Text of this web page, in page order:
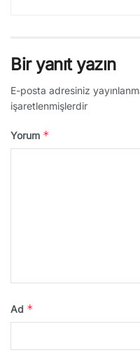
Bir yanıt yazın
E-posta adresiniz
işaretlenmişlerdir
Yorum *
Ad *